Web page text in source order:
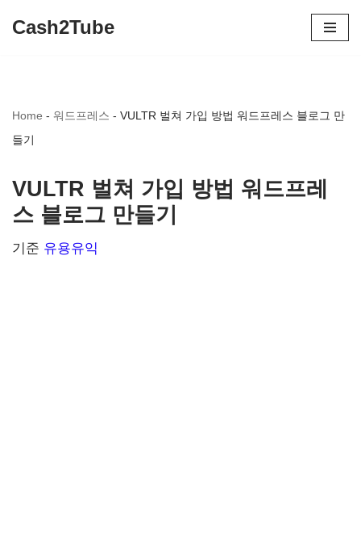
로
건
뛰
기
Cash2Tube
Home - 워드프레스 - VULTR 벌쳐 가입 방법 워드프레스 블로그 만
들기
VULTR 벌쳐 가입 방법 워드프레
스 블로그 만들기
기준 유용유익